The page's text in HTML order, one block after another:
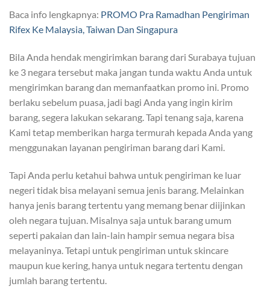
Baca info lengkapnya: PROMO Pra Ramadhan Pengiriman
Rifex Ke Malaysia, Taiwan Dan Singapura
Bila Anda hendak mengirimkan barang dari Surabaya tujuan
ke 3 negara tersebut maka jangan tunda waktu Anda untuk
mengirimkan barang dan memanfaatkan promo ini. Promo
berlaku sebelum puasa, jadi bagi Anda yang ingin kirim
barang, segera lakukan sekarang. Tapi tenang saja, karena
Kami tetap memberikan harga termurah kepada Anda yang
menggunakan layanan pengiriman barang dari Kami.
Tapi Anda perlu ketahui bahwa untuk pengiriman ke luar
negeri tidak bisa melayani semua jenis barang. Melainkan
hanya jenis barang tertentu yang memang benar diijinkan
oleh negara tujuan. Misalnya saja untuk barang umum
seperti pakaian dan lain-lain hampir semua negara bisa
melayaninya. Tetapi untuk pengiriman untuk skincare
maupun kue kering, hanya untuk negara tertentu dengan
jumlah barang tertentu.